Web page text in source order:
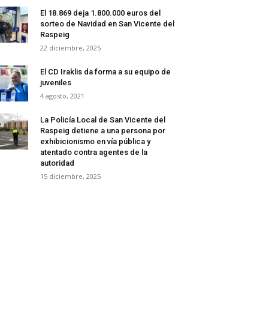
El 18.869 deja 1.800.000 euros del
sorteo de Navidad en San Vicente del
Raspeig
22 diciembre, 2025
El CD Iraklis da forma a su equipo de
juveniles
4 agosto, 2021
La Policía Local de San Vicente del
Raspeig detiene a una persona por
exhibicionismo en vía pública y
atentado contra agentes de la
autoridad
15 diciembre, 2025